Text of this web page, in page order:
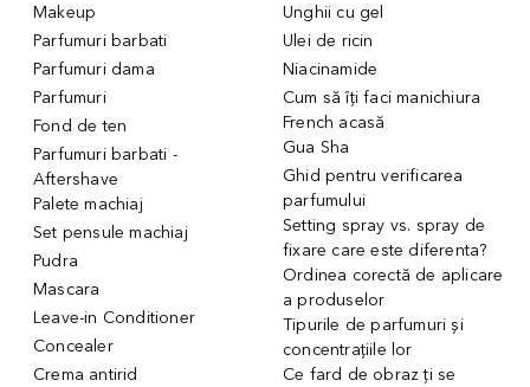
Makeup
Parfumuri barbati
Parfumuri dama
Parfumuri
Fond de ten
Parfumuri barbati -
Aftershave
Palete machiaj
Set pensule machiaj
Pudra
Mascara
Leave-in Conditioner
Concealer
Crema antirid
Unghii cu gel
Ulei de ricin
Niacinamide
Cum să îți faci manichiura
French acasă
Gua Sha
Ghid pentru verificarea
parfumului
Setting spray vs. spray de
fixare care este diferenta?
Ordinea corectă de aplicare
a produselor
Tipurile de parfumuri și
concentrațiile lor
Ce fard de obraz ți se